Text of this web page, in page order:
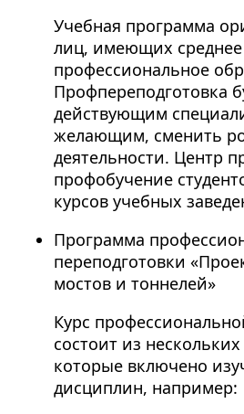
Учебная программа
лиц, имеющих
профессиональное
Профпереподготовка
действующим
желающим, сменить
деятельности. Центр
профобучение
курсов учебных
Программа
переподготовки
мостов и тоннелей»
Курс
состоит из
которые включено
дисциплин, например: